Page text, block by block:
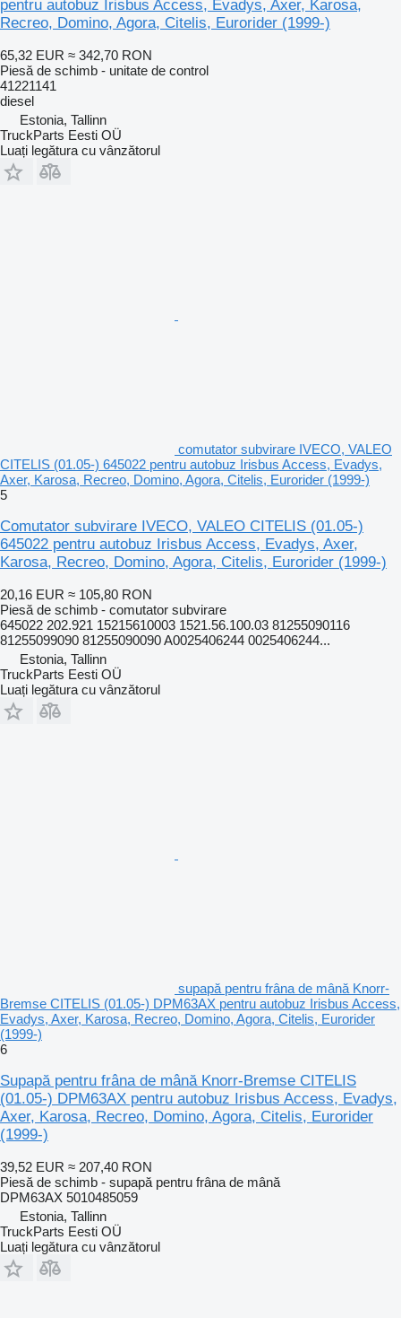
pentru autobuz Irisbus Access, Evadys, Axer, Karosa,
Recreo, Domino, Agora, Citelis, Eurorider (1999-)
65,32 EUR ≈ 342,70 RON
Piesă de schimb - unitate de control
41221141
diesel
Estonia, Tallinn
TruckParts Eesti OÜ
Luați legătura cu vânzătorul
comutator subvirare IVECO, VALEO
CITELIS (01.05-) 645022 pentru autobuz Irisbus Access, Evadys,
Axer, Karosa, Recreo, Domino, Agora, Citelis, Eurorider (1999-)
5
Comutator subvirare IVECO, VALEO CITELIS (01.05-)
645022 pentru autobuz Irisbus Access, Evadys, Axer,
Karosa, Recreo, Domino, Agora, Citelis, Eurorider (1999-)
20,16 EUR ≈ 105,80 RON
Piesă de schimb - comutator subvirare
645022 202.921 15215610003 1521.56.100.03 81255090116
81255099090 81255090090 A0025406244 0025406244...
Estonia, Tallinn
TruckParts Eesti OÜ
Luați legătura cu vânzătorul
supapă pentru frâna de mână Knorr-
Bremse CITELIS (01.05-) DPM63AX pentru autobuz Irisbus Access,
Evadys, Axer, Karosa, Recreo, Domino, Agora, Citelis, Eurorider
(1999-)
6
Supapă pentru frâna de mână Knorr-Bremse CITELIS
(01.05-) DPM63AX pentru autobuz Irisbus Access, Evadys,
Axer, Karosa, Recreo, Domino, Agora, Citelis, Eurorider
(1999-)
39,52 EUR ≈ 207,40 RON
Piesă de schimb - supapă pentru frâna de mână
DPM63AX 5010485059
Estonia, Tallinn
TruckParts Eesti OÜ
Luați legătura cu vânzătorul